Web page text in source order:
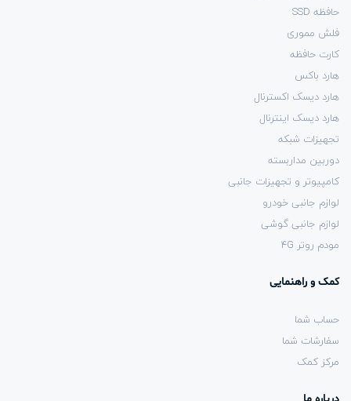
حافظه SSD
فلش مموری
کارت حافظه
هارد باکس
هارد دیسک اکسترنال
هارد دیسک اینترنال
تجهیزات شبکه
دوربین مداربسته
کامپیوتر و تجهیزات جانبی
لوازم جانبی خودرو
لوازم جانبی گوشی
مودم روتر 4G
کمک و راهنمایی
حساب شما
سفارشات شما
مرکز کمک